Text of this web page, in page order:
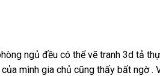
ngủ đều có thể vẽ tranh 3d tả
mình gia chủ cũng thấy bất ngờ .